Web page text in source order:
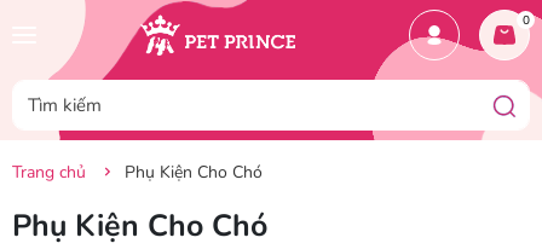
0
Trang chủ Phụ Kiện Cho Chó
Phụ Kiện Cho Chó